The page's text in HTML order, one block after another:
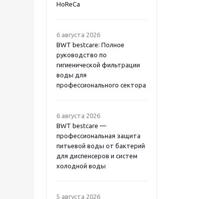
HoReCa
6 августа 2026
BWT bestcare: Полное
руководство по
гигиенической фильтрации
воды для
профессионального сектора
6 августа 2026
BWT bestcare —
профессиональная защита
питьевой воды от бактерий
для диспенсеров и систем
холодной воды
5 августа 2026